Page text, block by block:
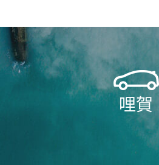
哩賀